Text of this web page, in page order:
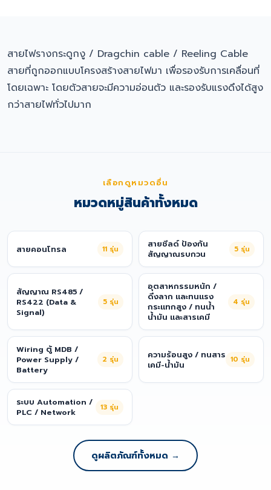
สายไฟรางกระดูกงู / Dragchin cable / Reeling Cable
สายที่ถูกออกแบบโครงสร้างสายไฟมา เพื่อรองรับการเคลื่อนที่
โดยเฉพาะ โดยตัวสายจะมีความอ่อนตัว และรองรับแรงดึงได้สูง
กว่าสายไฟทั่วไปมาก
เลือกดูหมวดอื่น
หมวดหมู่สินค้าทั้งหมด
สายคอนโทรล 11 รุ่น
สายชีลด์ ป้องกัน
สัญญาณรบกวน
5 รุ่น
สัญญาณ RS485 /
RS422 (Data &
Signal)
5 รุ่น
อุตสาหกรรมหนัก /
ดึงลาก และทนแรง
กระแทกสูง / ทนน้ำ
น้ำมัน และสารเคมี
4 รุ่น
Wiring ตู้ MDB /
Power Supply /
Battery
2 รุ่น
ความร้อนสูง / ทนสาร
เคมี-น้ำมัน
10 รุ่น
ระบบ Automation /
PLC / Network
13 รุ่น
ดูผลิตภัณฑ์ทั้งหมด →